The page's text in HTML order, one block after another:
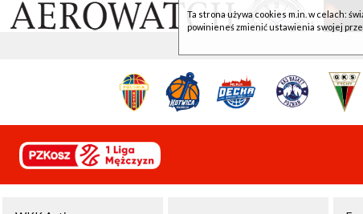
Ta strona używa cookies m.in. w celach:
powinieneś zmienić ustawienia swojej